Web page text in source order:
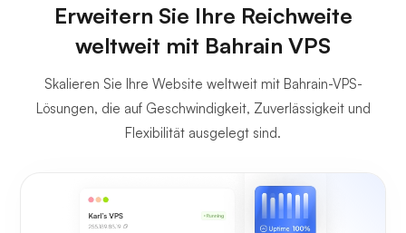
Erweitern Sie Ihre Reichweite
weltweit mit Bahrain VPS
Skalieren Sie Ihre Website weltweit mit Bahrain-VPS-
Lösungen, die auf Geschwindigkeit, Zuverlässigkeit und
Flexibilität ausgelegt sind.